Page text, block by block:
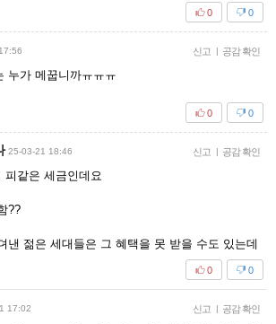
0
0
신고 | 공감 확인
누가 메꿉니까ㅠㅠㅠ
0
0
25-03-21 18:46 신고 | 공감 확인
피같은 세금인데요
??
낸 젊은 세대들은 그 혜택을 못 받을 수도 있는데
0
0
17:02 신고 | 공감 확인